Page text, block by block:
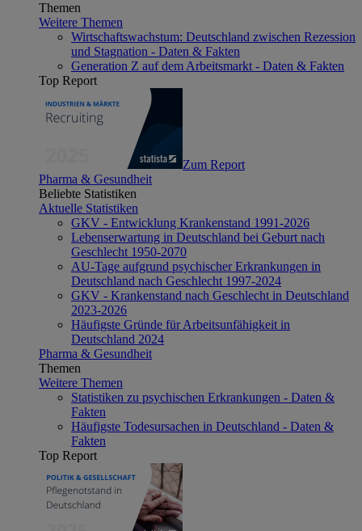
Themen
Weitere Themen
Wirtschaftswachstum: Deutschland zwischen Rezession
und Stagnation - Daten & Fakten
Generation Z auf dem Arbeitsmarkt - Daten & Fakten
Top Report
Zum Report
Pharma & Gesundheit
Beliebte Statistiken
Aktuelle Statistiken
GKV - Entwicklung Krankenstand 1991-2026
Lebenserwartung in Deutschland bei Geburt nach
Geschlecht 1950-2070
AU-Tage aufgrund psychischer Erkrankungen in
Deutschland nach Geschlecht 1997-2024
GKV - Krankenstand nach Geschlecht in Deutschland
2023-2026
Häufigste Gründe für Arbeitsunfähigkeit in
Deutschland 2024
Pharma & Gesundheit
Themen
Weitere Themen
Statistiken zu psychischen Erkrankungen - Daten &
Fakten
Häufigste Todesursachen in Deutschland - Daten &
Fakten
Top Report